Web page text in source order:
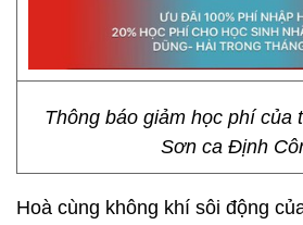
Thông báo giảm học phí của
Sơn ca Định
Hoà cùng không khí sôi động